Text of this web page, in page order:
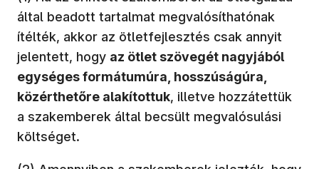
által beadott tartalmat megvalósíthatónak
ítélték, akkor az ötletfejlesztés csak annyit
jelentett, hogy az ötlet szövegét nagyjából
egységes formátumúra, hosszúságúra,
közérthetőre alakítottuk, illetve hozzátettük
a szakemberek által becsült megvalósulási
költséget.